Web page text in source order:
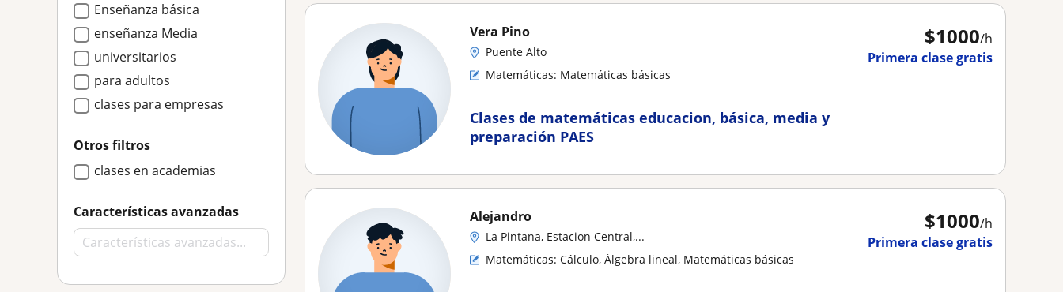
Enseñanza básica
enseñanza Media
universitarios
para adultos
clases para empresas
Otros filtros
clases en academias
Características avanzadas
$1000/h
Primera clase gratis
Vera Pino
Puente Alto
Matemáticas: Matemáticas básicas
Clases de matemáticas educacion, básica, media y
preparación PAES
$1000/h
Primera clase gratis
Alejandro
La Pintana, Estacion Central,...
Matemáticas: Cálculo, Álgebra lineal, Matemáticas básicas